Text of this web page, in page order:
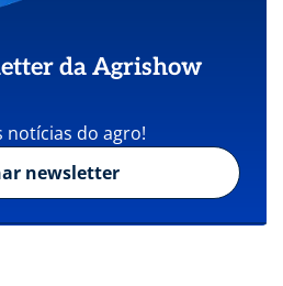
da Agrishow
notícias do agro!
newsletter